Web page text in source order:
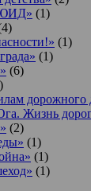
ЮИД» (1)
(1)
(1)
(6)
дорожного
Жизнь
(2)
(1)
(1)
(1)